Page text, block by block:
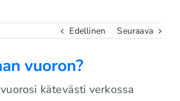
Edellinen Seuraava
vuoron?
kätevästi verkossa